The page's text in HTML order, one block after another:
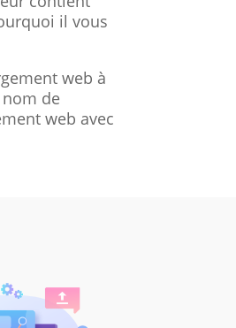
il vous
web à
nom de
web avec